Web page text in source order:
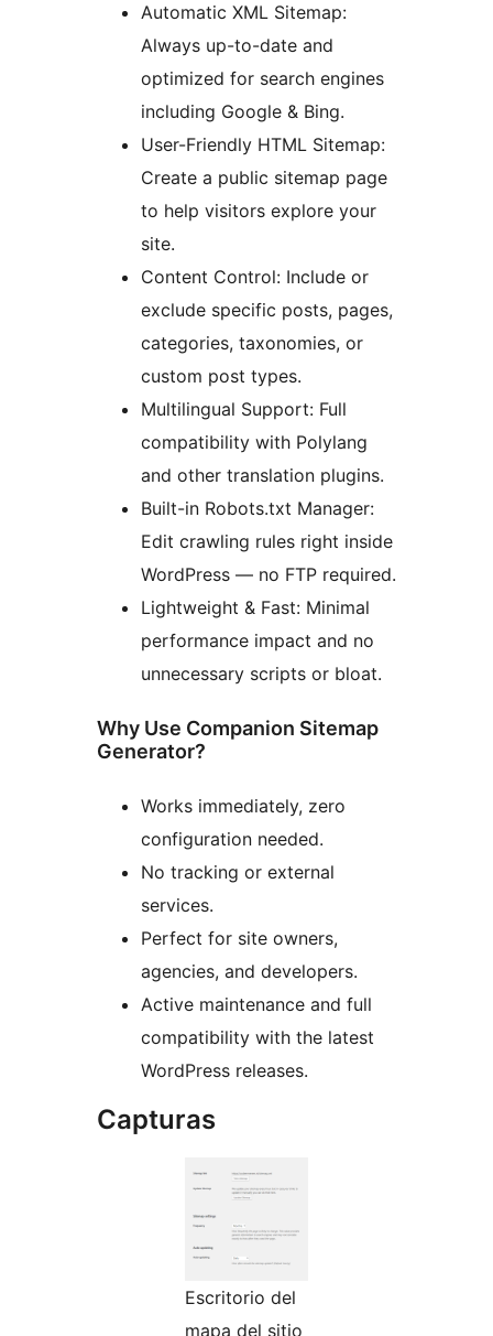
Automatic XML Sitemap:
Always up-to-date and
optimized for search engines
including Google & Bing.
User-Friendly HTML Sitemap:
Create a public sitemap page
to help visitors explore your
site.
Content Control: Include or
exclude specific posts, pages,
categories, taxonomies, or
custom post types.
Multilingual Support: Full
compatibility with Polylang
and other translation plugins.
Built-in Robots.txt Manager:
Edit crawling rules right inside
WordPress — no FTP required.
Lightweight & Fast: Minimal
performance impact and no
unnecessary scripts or bloat.
Why Use Companion Sitemap
Generator?
Works immediately, zero
configuration needed.
No tracking or external
services.
Perfect for site owners,
agencies, and developers.
Active maintenance and full
compatibility with the latest
WordPress releases.
Capturas
Escritorio del
mapa del sitio